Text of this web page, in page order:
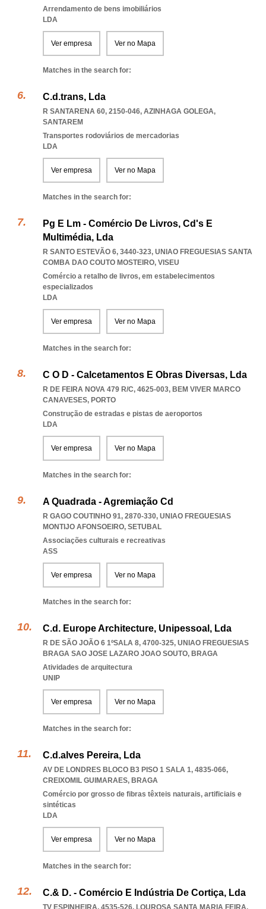
Arrendamento de bens imobiliários
LDA
Ver empresa Ver no Mapa
Matches in the search for:
C.d.trans, Lda
R SANTARENA 60, 2150-046, AZINHAGA GOLEGA,
SANTAREM
Transportes rodoviários de mercadorias
LDA
Ver empresa Ver no Mapa
Matches in the search for:
Pg E Lm - Comércio De Livros, Cd's E
Multimédia, Lda
R SANTO ESTEVÃO 6, 3440-323, UNIAO FREGUESIAS SANTA
COMBA DAO COUTO MOSTEIRO, VISEU
Comércio a retalho de livros, em estabelecimentos
especializados
LDA
Ver empresa Ver no Mapa
Matches in the search for:
C O D - Calcetamentos E Obras Diversas, Lda
R DE FEIRA NOVA 479 R/C, 4625-003, BEM VIVER MARCO
CANAVESES, PORTO
Construção de estradas e pistas de aeroportos
LDA
Ver empresa Ver no Mapa
Matches in the search for:
A Quadrada - Agremiação Cd
R GAGO COUTINHO 91, 2870-330, UNIAO FREGUESIAS
MONTIJO AFONSOEIRO, SETUBAL
Associações culturais e recreativas
ASS
Ver empresa Ver no Mapa
Matches in the search for:
C.d. Europe Architecture, Unipessoal, Lda
R DE SÃO JOÃO 6 1ºSALA 8, 4700-325, UNIAO FREGUESIAS
BRAGA SAO JOSE LAZARO JOAO SOUTO, BRAGA
Atividades de arquitectura
UNIP
Ver empresa Ver no Mapa
Matches in the search for:
C.d.alves Pereira, Lda
AV DE LONDRES BLOCO B3 PISO 1 SALA 1, 4835-066,
CREIXOMIL GUIMARAES, BRAGA
Comércio por grosso de fibras têxteis naturais, artificiais e
sintéticas
LDA
Ver empresa Ver no Mapa
Matches in the search for:
C.& D. - Comércio E Indústria De Cortiça, Lda
TV ESPINHEIRA, 4535-526, LOUROSA SANTA MARIA FEIRA,